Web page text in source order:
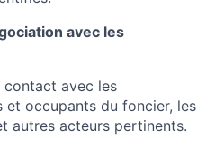
avec les
avec les
et occupants du foncier, les
autres acteurs pertinents.